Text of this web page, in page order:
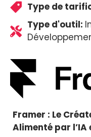
Type de
Type d'outil:
Framer : Le
Alimenté par l’IA